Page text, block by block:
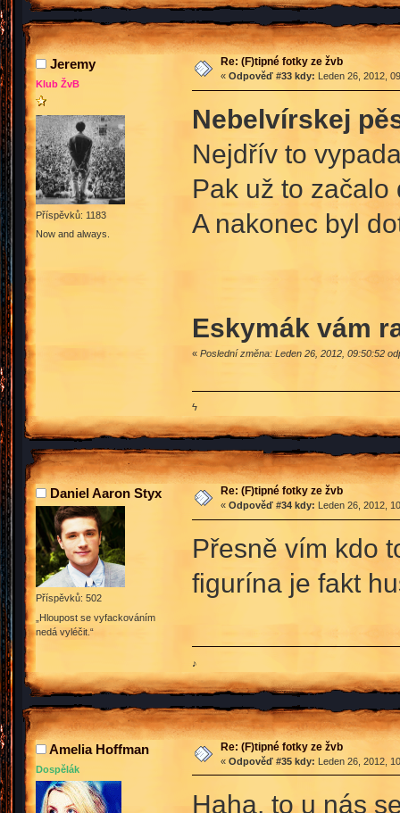
Jeremy
Klub ŽvB
Příspěvků: 1183
Now and always.
Re: (F)tipné fotky ze žvb
« Odpověď #33 kdy: Leden 26, 2012,
Nebelvírskej
Nejdřív to
Pak už to
A nakonec byl
Eskymák vám
« Poslední změna: Leden 26, 2012, 09:50:52
ϟ
Daniel Aaron Styx
Příspěvků: 502
„Hloupost se vyfackováním
nedá vyléčit.“
Re: (F)tipné fotky ze žvb
« Odpověď #34 kdy: Leden 26, 2012,
Přesně vím kdo
figurína je fakt
♪
Amelia Hoffman
Dospělák
Re: (F)tipné fotky ze žvb
« Odpověď #35 kdy: Leden 26, 2012,
Haha, to u nás